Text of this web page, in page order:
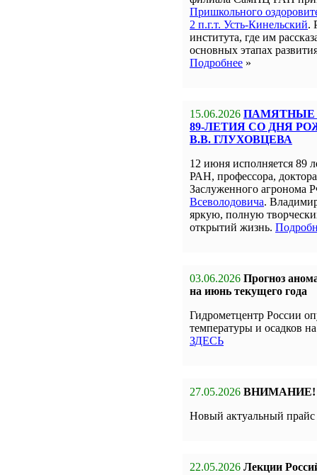
Пришкольного
2 п.г.т. Усть-Кинельский.
института, где им
основных этапах
Подробнее »
15.06.2026 ПАМЯТНЫЕ
89-ЛЕТИЯ СО ДНЯ
В.В. ГЛУХОВЦЕВА
12 июня исполняется 89
РАН, профессора,
Заслуженного агронома
Всеволодовича.
яркую, полную
открытий жизнь.
03.06.2026 Прогноз
на июнь текущего года
Гидрометцентр России
температуры и осадков
ЗДЕСЬ
27.05.2026
Новый актуальный прайс
22.05.2026 Лекции